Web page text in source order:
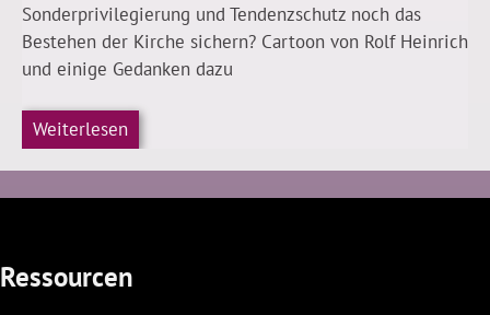
Sonderprivilegierung und Tendenzschutz noch das
Bestehen der Kirche sichern? Cartoon von Rolf Heinrich
und einige Gedanken dazu
Weiterlesen
Ressourcen